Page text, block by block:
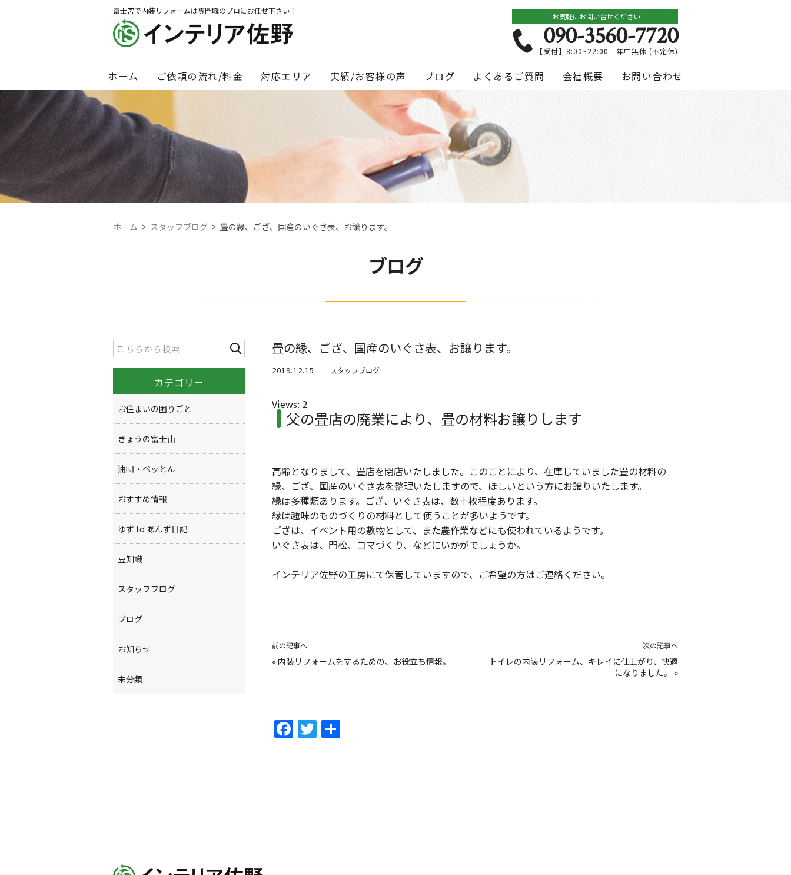
富士宮で内装リフォームは専門職のプロにお任せ下さい！
お気軽にお問い合せください
090-3560-7720
【受付】8:00~22:00 年中無休 (不定休)
ホーム ご依頼の流れ/料金 対応エリア 実績/お客様の声 ブログ よくあるご質問 会社概要 お問い合わせ
ホーム スタッフブログ 畳の縁、ござ、国産のいぐさ表、お譲ります。
ブログ
畳の縁、ござ、国産のいぐさ表、お譲ります。
2019.12.15 スタッフブログ
Views: 2
父の畳店の廃業により、畳の材料お譲りします
高齢となりまして、畳店を閉店いたしました。このことにより、在庫していました畳の材料の
縁、ござ、国産のいぐさ表を整理いたしますので、ほしいという方にお譲りいたします。
縁は多種類あります。ござ、いぐさ表は、数十枚程度あります。
縁は趣味のものづくりの材料として使うことが多いようです。
ござは、イベント用の敷物として、また農作業などにも使われているようです。
いぐさ表は、門松、コマづくり、などにいかがでしょうか。
インテリア佐野の工房にて保管していますので、ご希望の方はご連絡ください。
前の記事へ
« 内装リフォームをするための、お役立ち情報。
次の記事へ
トイレの内装リフォーム、キレイに仕上がり、快適
になりました。
»
F
o
T
カテゴリー
お住まいの困りごと
きょうの富士山
油団・ペッとん
おすすめ情報
ゆず to あんず日記
豆知識
スタッフブログ
ブログ
お知らせ
未分類